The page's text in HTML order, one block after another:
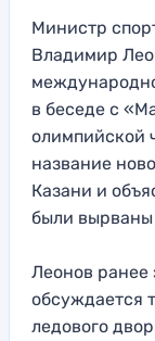
Министр
Владимир
в беседе с
олимпийской
название
Казани и
были вырваны
Леонов ранее
обсуждается
ледового